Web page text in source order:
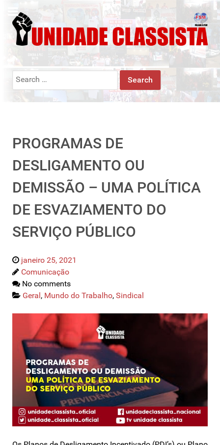
Search
PROGRAMAS DE
DESLIGAMENTO OU
DEMISSÃO – UMA POLÍTICA
DE ESVAZIAMENTO DO
SERVIÇO PÚBLICO
janeiro 25, 2021
Comunicação
No comments
Geral, Mundo do Trabalho, Sindical